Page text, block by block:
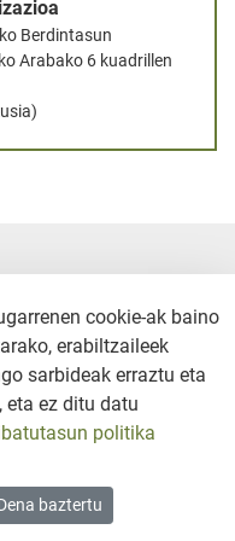
Berdintasun
Arabako 6 kuadrillen
POLITIKA
los derechos reservados.
cookie-ak baino
erabiltzaileek
sarbideak erraztu eta
eta ez ditu datu
politika
baztertu